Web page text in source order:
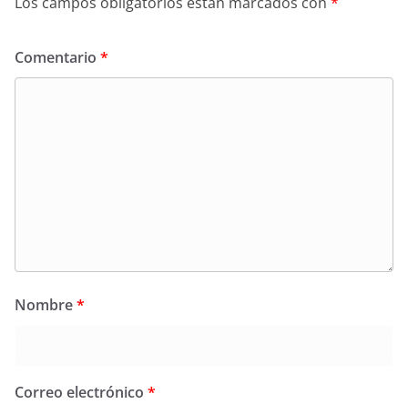
Comentario *
Nombre*
Correo electrónico *